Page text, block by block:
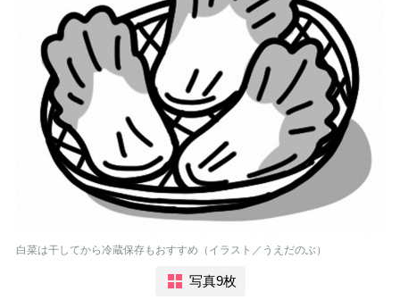
白菜は干してから冷蔵保存もおすすめ（イラスト／うえだのぶ）
写真9枚